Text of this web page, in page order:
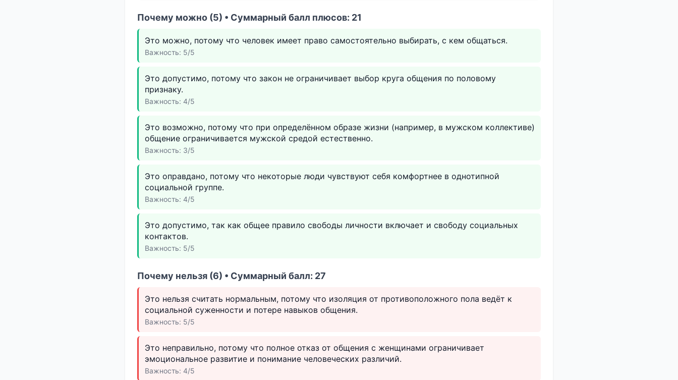
Почему можно (5) • Суммарный балл плюсов: 21
Это можно, потому что человек имеет право самостоятельно выбирать, с кем общаться.
Важность: 5/5
Это допустимо, потому что закон не ограничивает выбор круга общения по половому
признаку.
Важность: 4/5
Это возможно, потому что при определённом образе жизни (например, в мужском коллективе)
общение ограничивается мужской средой естественно.
Важность: 3/5
Это оправдано, потому что некоторые люди чувствуют себя комфортнее в однотипной
социальной группе.
Важность: 4/5
Это допустимо, так как общее правило свободы личности включает и свободу социальных
контактов.
Важность: 5/5
Почему нельзя (6) • Суммарный балл: 27
Это нельзя считать нормальным, потому что изоляция от противоположного пола ведёт к
социальной суженности и потере навыков общения.
Важность: 5/5
Это неправильно, потому что полное отказ от общения с женщинами ограничивает
эмоциональное развитие и понимание человеческих различий.
Важность: 4/5